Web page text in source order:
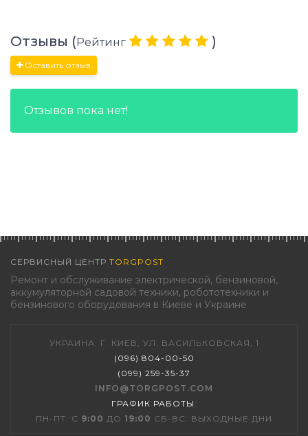
Отзывы (Рейтинг )
Оставить отзыв
Отзывов пока нет!
СЕРВИСНЫЙ ЦЕНТР TORGPOST
Ремонт и обслуживание электрической, бензиновой,
аккумуляторной садовой техники, робототехники и
бензинового оборудования в Киеве и Украине
УКРАИНА, Г. КИЕВ, УЛ. ВАСИЛЬКОВСКАЯ, 1
(096) 804-00-50
(099) 259-35-37
INFO@TORGPOST.COM
ГРАФИК РАБОТЫ :
ПН-ПТ: С 9:00 ДО 19:00 СБ-ВС: ВЫХОДНЫЕ ДНИ